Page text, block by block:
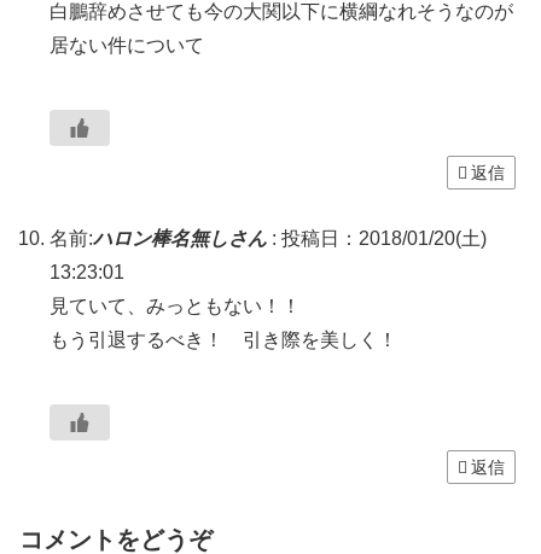
白鵬辞めさせても今の大関以下に横綱なれそうなのが
居ない件について
返信
名前:ハロン棒名無しさん : 投稿日：2018/01/20(土)
13:23:01
見ていて、みっともない！！
もう引退するべき！ 引き際を美しく！
返信
コメントをどうぞ